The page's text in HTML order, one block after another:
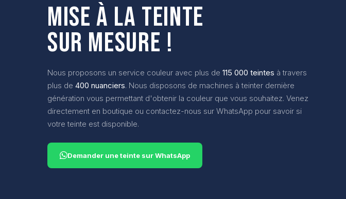
MISE À LA TEINTE
SUR MESURE !
Nous proposons un service couleur avec plus de 115 000 teintes à travers
plus de 400 nuanciers. Nous disposons de machines à teinter dernière
génération vous permettant d'obtenir la couleur que vous souhaitez. Venez
directement en boutique ou contactez-nous sur WhatsApp pour savoir si
votre teinte est disponible.
Demander une teinte sur WhatsApp